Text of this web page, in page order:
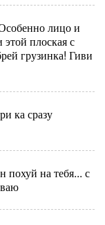
лицо и
плоская с
грузинка! Гиви
ка сразу
похуй на тебя... с